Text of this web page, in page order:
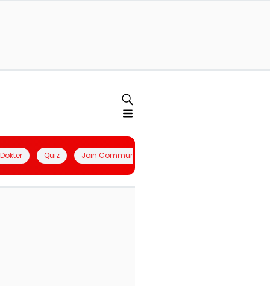
Quiz Join Community